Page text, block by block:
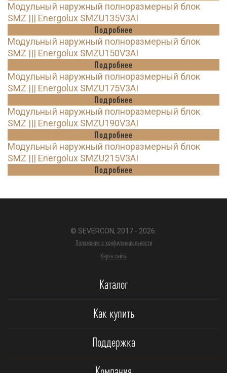
Модульный наружный полноразмерный блок
SMZ ||| Energolux SMZU135V3AI
Подробнее
Модульный наружный полноразмерный блок
SMZ ||| Energolux SMZU150V3AI
Подробнее
Модульный наружный полноразмерный блок
SMZ ||| Energolux SMZU175V3AI
Подробнее
Модульный наружный полноразмерный блок
SMZ ||| Energolux SMZU190V3AI
Подробнее
Модульный наружный полноразмерный блок
SMZ ||| Energolux SMZU215V3AI
Подробнее
© SEVERCON, 2017 - 2026.
Положение о конфиденциальности
Карта сайта
Каталог
Как купить
Поддержка